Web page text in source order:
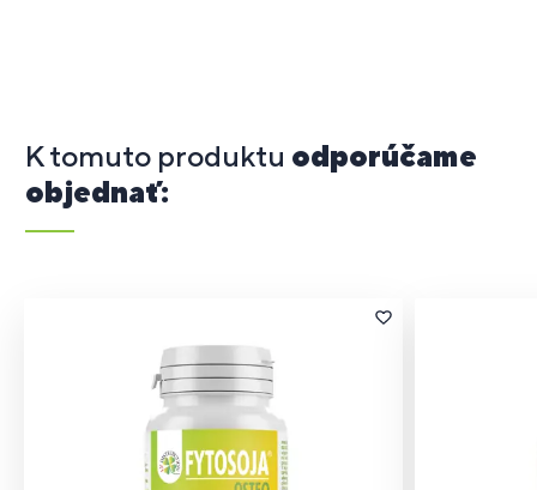
K tomuto produktu odporúčame
objednať: